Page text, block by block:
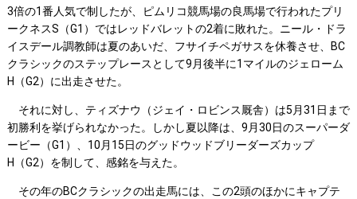
3倍の1番人気で制したが、ピムリコ競馬場の良馬場で行われたプリ
ークネスS（G1）ではレッドバレットの2着に敗れた。ニール・ドラ
イスデール調教師は夏のあいだ、フサイチペガサスを休養させ、BC
クラシックのステップレースとして9月後半に1マイルのジェローム
H（G2）に出走させた。
それに対し、ティズナウ（ジェイ・ロビンス厩舎）は5月31日まで
初勝利を挙げられなかった。しかし夏以降は、9月30日のスーパーダ
ービー（G1）、10月15日のグッドウッドブリーダーズカップ
H（G2）を制して、感銘を与えた。
その年のBCクラシックの出走馬には、この2頭のほかにキャプテ